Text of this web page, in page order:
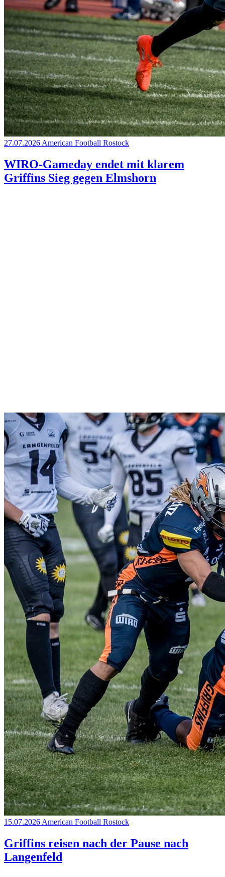
27.07.2026 American Football Rostock
WIRO-Gameday endet mit klarem
Griffins Sieg gegen Elmshorn
15.07.2026 American Football Rostock
Griffins reisen nach der Pause nach
Langenfeld